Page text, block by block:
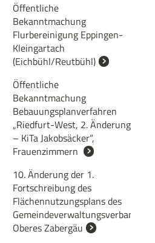
Öffentliche
Bekanntmachung
Flurbereinigung Eppingen-
Kleingartach
(Eichbühl/Reutbühl)
Öffentliche
Bekanntmachung
Bebauungsplanverfahren
„Riedfurt-West, 2. Änderung
– KiTa Jakobsäcker“,
Frauenzimmern
10. Änderung der 1.
Fortschreibung des
Flächennutzungsplans des
Gemeindeverwaltungsverbands
Oberes Zabergäu